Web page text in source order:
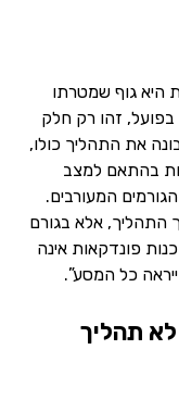
היא גוף שמטרתו
בפועל, זהו רק חלק
את התהליך כולו,
בהתאם למצב
המעורבים.
התהליך, אלא בגורם
פונדקאות אינה
כל המסע”.
לא תהליך